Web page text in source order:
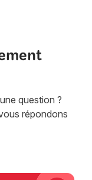
question ?
répondons